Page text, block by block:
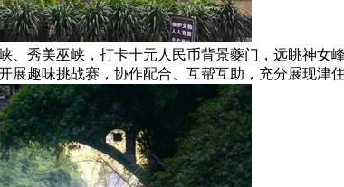
、秀美巫峡，打卡十元人民币背景夔门，远眺神
趣味挑战赛，协作配合、互帮互助，充分展现津